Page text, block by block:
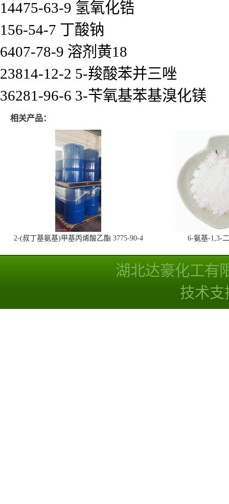
14475-63-9 氢氧化锆
156-54-7 丁酸钠
6407-78-9 溶剂黄18
23814-12-2 5-羧酸苯并三唑
36281-96-6 3-苄氧基苯基溴化镁
相关产品：
2-(叔丁基氨基)甲基丙烯酸乙酯 3775-90-4 6-氨基-1,3-
湖北达豪化工有
技术